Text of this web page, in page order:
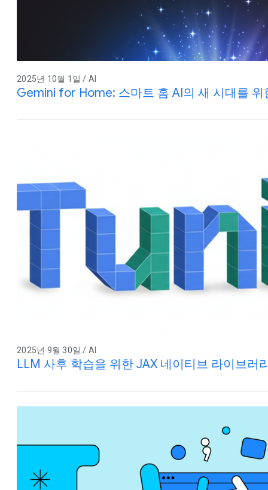
2025년 10월 1일 / AI
Gemini for Home: 스마트 홈 AI의 새 시대를 위
2025년 9월 30일 / AI
LLM 사후 학습을 위한 JAX 네이티브 라이브러